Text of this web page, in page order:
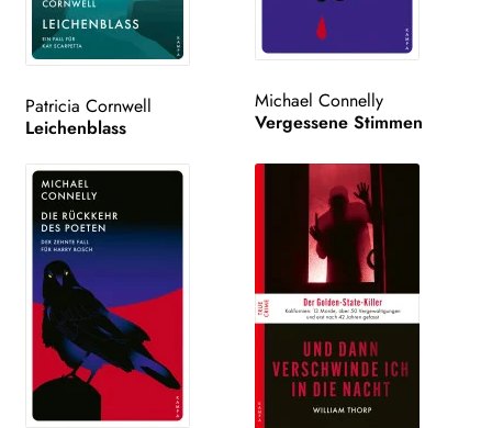
Patricia Cornwell
Leichenblass
Michael Connelly
Vergessene Stimmen